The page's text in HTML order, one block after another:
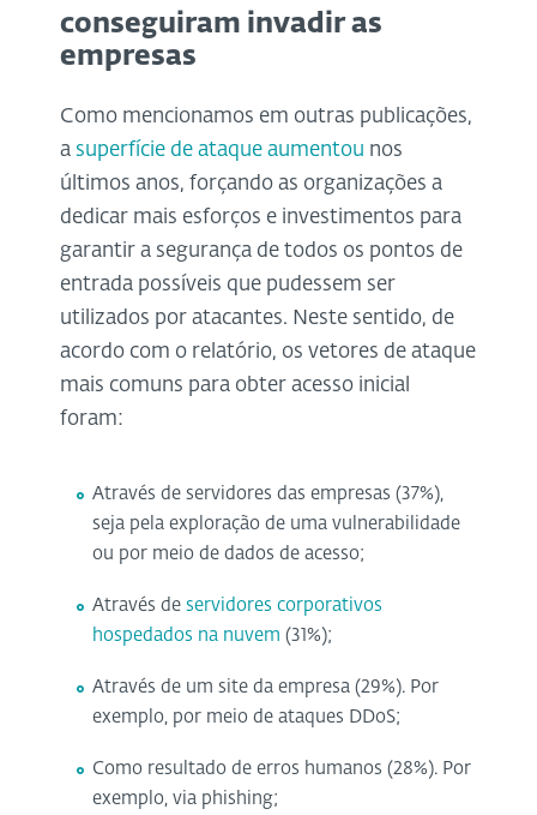
conseguiram invadir as
empresas
Como mencionamos em outras publicações,
a superfície de ataque aumentou nos
últimos anos, forçando as organizações a
dedicar mais esforços e investimentos para
garantir a segurança de todos os pontos de
entrada possíveis que pudessem ser
utilizados por atacantes. Neste sentido, de
acordo com o relatório, os vetores de ataque
mais comuns para obter acesso inicial
foram:
Através de servidores das empresas (37%),
seja pela exploração de uma vulnerabilidade
ou por meio de dados de acesso;
Através deservidores corporativos
hospedados na nuvem (31%);
Através de um site da empresa (29%). Por
exemplo, por meio de ataques DDoS;
Como resultado de erros humanos (28%). Por
exemplo, via phishing;